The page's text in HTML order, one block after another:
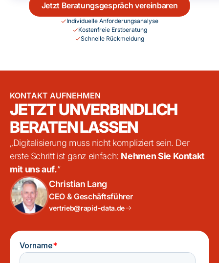
Jetzt Beratungsgespräch vereinbaren
Individuelle Anforderungsanalyse
Kostenfreie Erstberatung
Schnelle Rückmeldung
KONTAKT AUFNEHMEN
JETZT UNVERBINDLICH
BERATEN LASSEN
„Digitalisierung muss nicht kompliziert sein. Der
erste Schritt ist ganz einfach: Nehmen Sie Kontakt
mit uns auf.“
Christian Lang
CEO & Geschäftsführer
vertrieb@rapid-data.de